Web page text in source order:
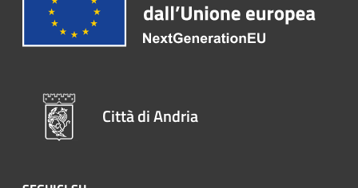
Città di Andria